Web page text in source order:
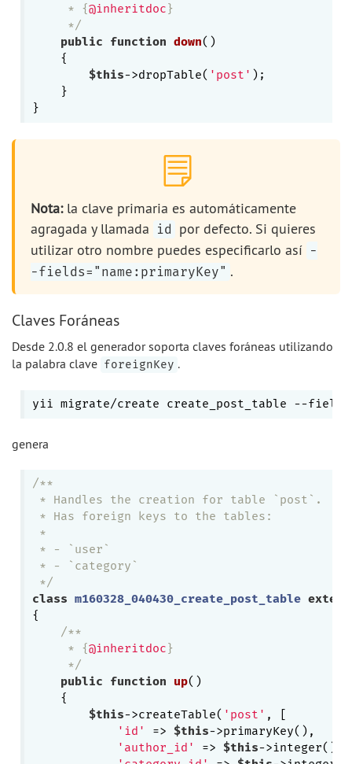
     * {
@inheritdoc}
     */
public
function down()
{
$this->dropTable( 'post' );
    }
Nota: la clave primaria es automáticamente
agragada y llamada
id
por defecto. Si quieres
utilizar otro nombre puedes especificarlo así -
-fields="name:primaryKey" .
Claves Foráneas
Desde 2.0.8 el generador soporta claves foráneas utilizando
la palabra clave foreignKey .
yii migrate/create create_post_table --
genera
/**
* Handles the creation for table `post`.
* Has foreign keys to the tables:
*
* - `user`
* - `category`
*/
class m160328_040430_create_post_table
{
/**
     * {
@inheritdoc}
     */
public
function up()
{
$this->createTable( 'post' , [
'id'
=> $this->primaryKey(),
'author_id'
=> $this->integer()-